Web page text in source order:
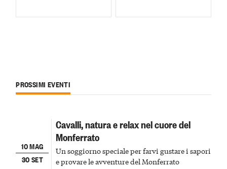
PROSSIMI EVENTI
10 MAG
30 SET
Cavalli, natura e relax nel cuore del
Monferrato
Un soggiorno speciale per farvi gustare i sapori
e provare le avventure del Monferrato